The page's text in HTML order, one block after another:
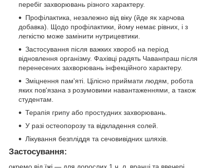
перебіг захворювань різного характеру.
Профілактика, незалежно від віку (йде як харчова
добавка). Щодо профілактики, йому немає рівних, і з
легкістю може замінити нутрицевтики.
Застосування після важких хвороб на період
відновлення організму. Фахівці радять Чаванпраш після
перенесених захворювань інфекційного характеру.
Зміцнення пам'яті. Цілісно приймати людям, робота
яких пов'язана з розумовими навантаженнями, а також
студентам.
Терапія грипу або простудних захворювань.
У разі остеопорозу та відкладення солей.
Лікування безпліддя та сечовивідних шляхів.
Застосування: